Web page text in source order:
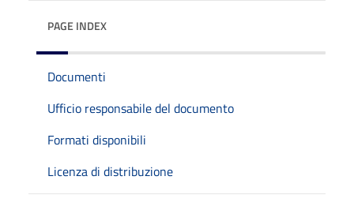
PAGE INDEX
Documenti
Ufficio responsabile del documento
Formati disponibili
Licenza di distribuzione